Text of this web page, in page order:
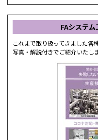
FAシステ
これまで取り扱ってきました各
写真・解説付きでご紹介いたしま